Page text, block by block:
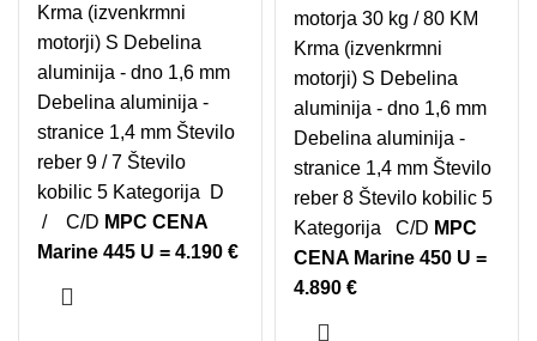
Krma (izvenkrmni
motorji) S Debelina
aluminija - dno 1,6 mm
Debelina aluminija -
stranice 1,4 mm Število
reber 9 / 7 Število
kobilic 5 Kategorija D
/ C/D MPC CENA
Marine 445 U = 4.190 €
motorja 30 kg / 80 KM
Krma (izvenkrmni
motorji) S Debelina
aluminija - dno 1,6 mm
Debelina aluminija -
stranice 1,4 mm Število
reber 8 Število kobilic 5
Kategorija C/D MPC
CENA Marine 450 U =
4.890 €